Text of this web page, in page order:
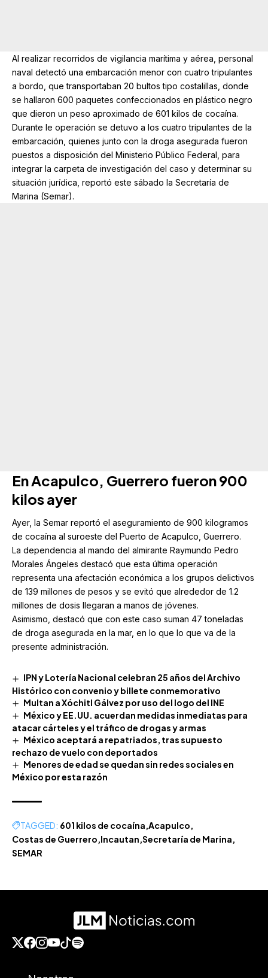
Al realizar recorridos de vigilancia marítima y aérea, personal
naval detectó una embarcación menor con cuatro tripulantes
a bordo, que transportaban 20 bultos tipo costalillas, donde
se hallaron 600 paquetes confeccionados en plástico negro
que dieron un peso aproximado de 601 kilos de cocaína.
Durante le operación se detuvo a los cuatro tripulantes de la
embarcación, quienes junto con la droga asegurada fueron
puestos a disposición del Ministerio Público Federal, para
integrar la carpeta de investigación del caso y determinar su
situación jurídica, reportó este sábado la Secretaría de
Marina (Semar).
En Acapulco, Guerrero fueron 900
kilos ayer
Ayer, la Semar reportó el aseguramiento de 900 kilogramos
de cocaína al suroeste del Puerto de Acapulco, Guerrero.
La dependencia al mando del almirante Raymundo Pedro
Morales Ángeles destacó que esta última operación
representa una afectación económica a los grupos delictivos
de 139 millones de pesos y se evitó que alrededor de 1.2
millones de dosis llegaran a manos de jóvenes.
Asimismo, destacó que con este caso suman 47 toneladas
de droga asegurada en la mar, en lo que lo que va de la
presente administración.
IPN y Lotería Nacional celebran 25 años del Archivo
Histórico con convenio y billete conmemorativo
Multan a Xóchitl Gálvez por uso del logo del INE
México y EE.UU. acuerdan medidas inmediatas para
atacar cárteles y el tráfico de drogas y armas
México aceptará a repatriados, tras supuesto
rechazo de vuelo con deportados
Menores de edad se quedan sin redes sociales en
México por esta razón
TAGGED: 601 kilos de cocaína Acapulco
Costas de Guerrero Incautan Secretaría de Marina
SEMAR